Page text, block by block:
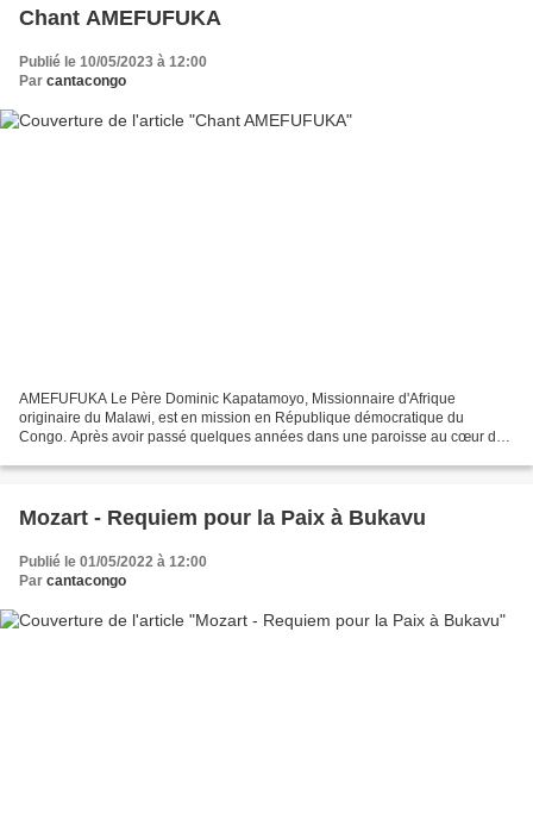
Chant AMEFUFUKA
Publié le 10/05/2023 à 12:00
Par cantacongo
AMEFUFUKA Le Père Dominic Kapatamoyo, Missionnaire d'Afrique
originaire du Malawi, est en mission en République démocratique du
Congo. Après avoir passé quelques années dans une paroisse au cœur des
Mozart - Requiem pour la Paix à Bukavu
Publié le 01/05/2022 à 12:00
Par cantacongo